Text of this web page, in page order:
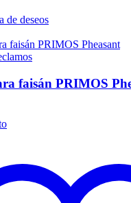
de deseos
faisán PRIMOS